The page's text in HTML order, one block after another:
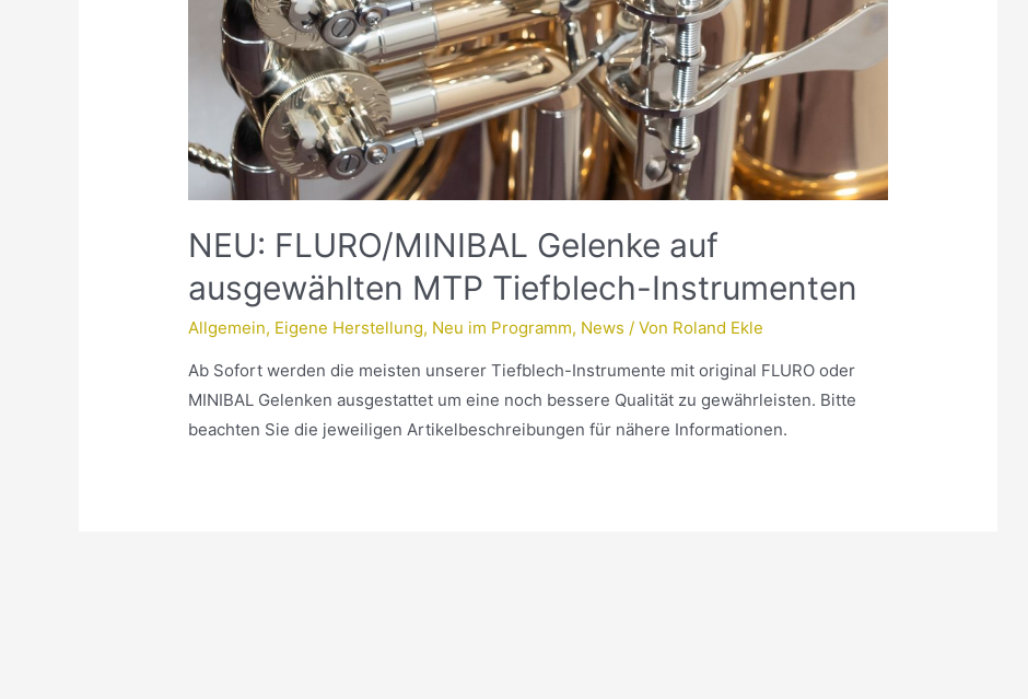
NEU: FLURO/MINIBAL Gelenke auf
ausgewählten MTP Tiefblech-Instrumenten
Allgemein, Eigene Herstellung, Neu im Programm, News / Von Roland Ekle
Ab Sofort werden die meisten unserer Tiefblech-Instrumente mit original FLURO oder
MINIBAL Gelenken ausgestattet um eine noch bessere Qualität zu gewährleisten. Bitte
beachten Sie die jeweiligen Artikelbeschreibungen für nähere Informationen.